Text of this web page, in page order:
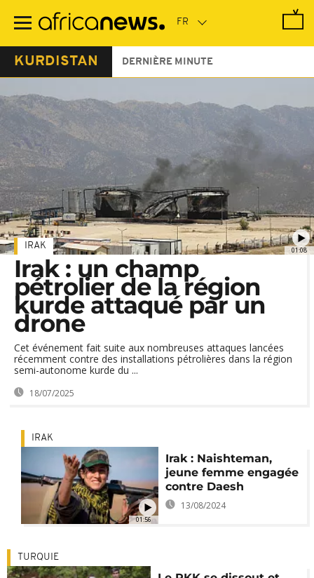
contenu
KURDISTAN DERNIÈRE MINUTE
01:08
IRAK
Irak : un champ
pétrolier de la région
kurde attaqué par un
drone
Cet événement fait suite aux nombreuses attaques lancées
récemment contre des installations pétrolières dans la région
semi-autonome kurde du ...
18/07/2025
01:56
IRAK
Irak : Naishteman,
jeune femme engagée
contre Daesh
13/08/2024
TURQUIE